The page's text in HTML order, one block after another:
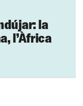
la
l’Àfrica